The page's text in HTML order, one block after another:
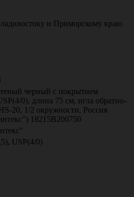
и Приморскому краю
черный с покрытием
0), длина 75 см, игла обратно-
20, 1/2 окружности, Россия
18215B200750
USР(4/0)